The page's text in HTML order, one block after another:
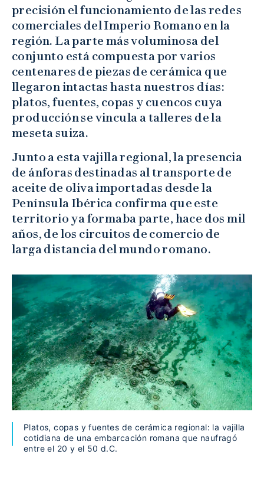
precisión el funcionamiento de las redes
comerciales del Imperio Romano en la
región. La parte más voluminosa del
conjunto está compuesta por varios
centenares de piezas de cerámica que
llegaron intactas hasta nuestros días:
platos, fuentes, copas y cuencos cuya
producción se vincula a talleres de la
meseta suiza.
Junto a esta vajilla regional, la presencia
de ánforas destinadas al transporte de
aceite de oliva importadas desde la
Península Ibérica confirma que este
territorio ya formaba parte, hace dos mil
años, de los circuitos de comercio de
larga distancia del mundo romano.
Platos, copas y fuentes de cerámica regional: la vajilla
cotidiana de una embarcación romana que naufragó
entre el 20 y el 50 d.C.